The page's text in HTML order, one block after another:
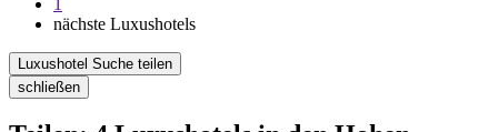
nächste Luxushotels
Luxushotel Suche teilen
schließen